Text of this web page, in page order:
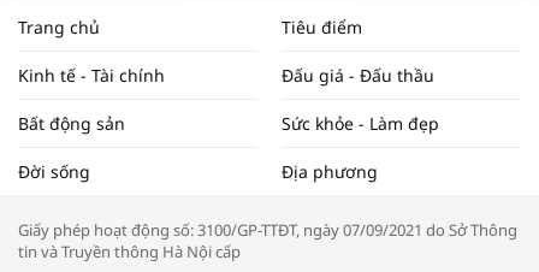
NAM NĂM 2024 VÀ NĂM 2025 | NHỊP
ĐẬP THỊ TRƯỜNG #62
Tọa đàm “Xúc tiến thương mại: Khơi
Trang chủ Tiêu điểm
Kinh tế - Tài chính Đấu giá - Đấu thầu
Bất động sản Sức khỏe - Làm đẹp
Đời sống Địa phương
Giấy phép hoạt động số: 3100/GP-TTĐT, ngày 07/09/2021 do Sở Thông
tin và Truyền thông Hà Nội cấp